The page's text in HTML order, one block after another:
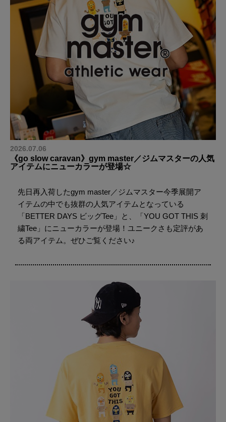
2026.07.06
《go slow caravan》gym master／ジムマスターの人気
アイテムにニューカラーが登場☆
先日再入荷したgym master／ジムマスター今季展開ア
イテムの中でも抜群の人気アイテムとなっている
「BETTER DAYS ビッグTee」と、「YOU GOT THIS 刺
繍Tee」にニューカラーが登場！ユニークさも定評があ
る両アイテム。ぜひご覧ください♪